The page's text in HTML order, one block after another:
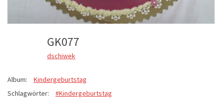
GK077
dschiwek
Album:
Kindergeburtstag
Schlagwörter:
#Kindergeburtstag